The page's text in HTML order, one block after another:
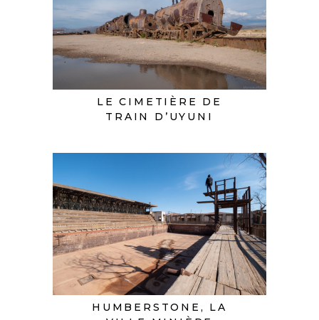
LE CIMETIÈRE DE
TRAIN D’UYUNI
HUMBERSTONE, LA